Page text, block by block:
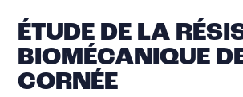
ÉTUDE DE LA
BIOMÉCANIQUE
CORNÉE